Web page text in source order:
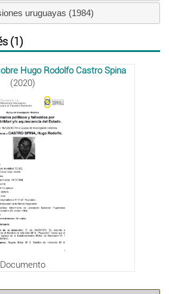
uruguayas (1984)
(1)
Hugo Rodolfo Castro Spina
(2020)
Documento